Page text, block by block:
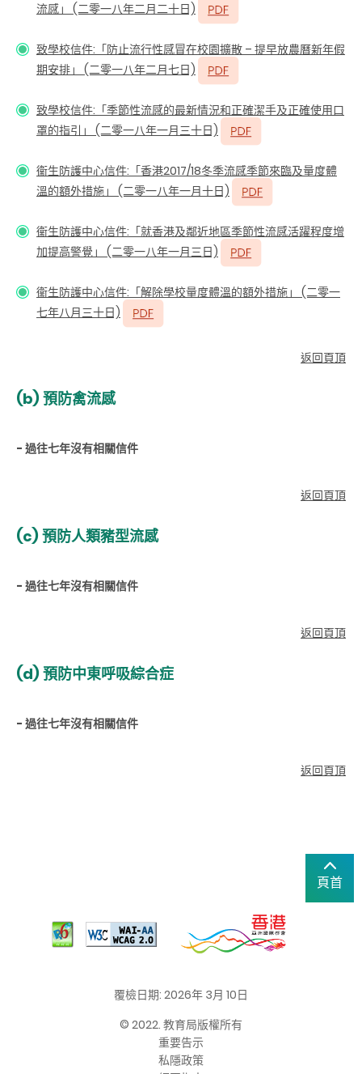
流感」 (二零一八年二月二十日)
致學校信件:「防止流行性感冒在校園擴散 – 提早放農曆新年假
期安排」 (二零一八年二月七日)
致學校信件:「季節性流感的最新情況和正確潔手及正確使用口
罩的指引」 (二零一八年一月三十日)
衞生防護中心信件:「香港2017/18冬季流感季節來臨及量度體
溫的額外措施」 (二零一八年一月十日)
衞生防護中心信件:「就香港及鄰近地區季節性流感活躍程度增
加提高警覺」 (二零一八年一月三日)
衞生防護中心信件:「解除學校量度體溫的額外措施」 (二零一
七年八月三十日)
返回頁頂
(b) 預防禽流感
- 過往七年沒有相關信件
返回頁頂
(c) 預防人類豬型流感
- 過往七年沒有相關信件
返回頁頂
(d) 預防中東呼吸綜合症
- 過往七年沒有相關信件
返回頁頂
頁首
覆檢日期: 2026年 3月 10日
© 2022. 教育局版權所有
重要告示
私隱政策